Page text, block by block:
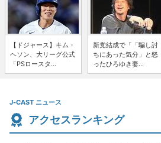
【ドジャース】キム・
ヘソン、大リーグ公式
「PSロースタ...
新党結成で「「騙し討
ちにあった気分」と怒
ったひろゆき妻...
J-CAST ニュース
アクセスランキング